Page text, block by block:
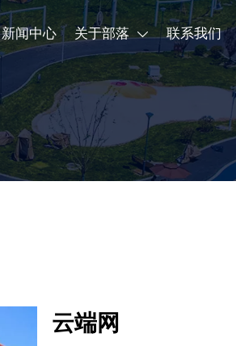
新闻中心 关于部落  联系我们
云端网